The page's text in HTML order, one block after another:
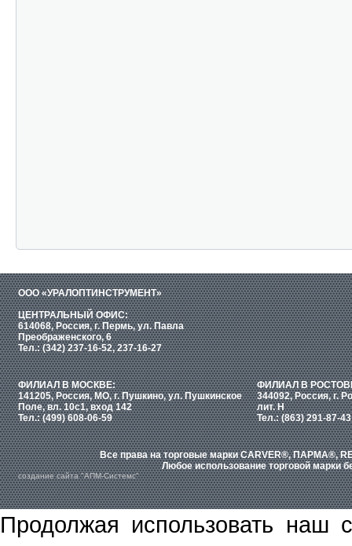
ООО «УРАЛОПТИНСТРУМЕНТ»
ЦЕНТРАЛЬНЫЙ ОФИС:
614068, Россия, г. Пермь, ул. Павла
Преображенского, 6
Тел.: (342) 237-16-52, 237-16-27
ФИЛИАЛ В МОСКВЕ:
141205, Россия, МО, г. Пушкино, ул. Пушкинское
Поле, вл. 10с1, вход 142
Тел.: (499) 608-06-59
ФИЛИАЛ В
344092, Россия, г.
лит. Н
Тел.: (863) 291-87-43
Все права на торговые марки CARVER®, ПАРМА®,
Любое использование торговой марки
создание сайта "АПМ-Системс"
Продолжая использовать наш